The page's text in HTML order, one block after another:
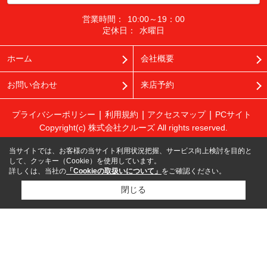
営業時間：
10:00～19：00
定休日：
水曜日
ホーム 会社概要
お問い合わせ 来店予約
プライバシーポリシー 利用規約 アクセスマップ
PCサイト
Copyright(c) 株式会社クルーズ All rights reserved.
当サイトでは、お客様の当サイト利用状況把握、サービス向上検討を目的と
して、クッキー（Cookie）を使用しています。
詳しくは、当社の 「Cookieの取扱いについて」 をご確認ください。
閉じる